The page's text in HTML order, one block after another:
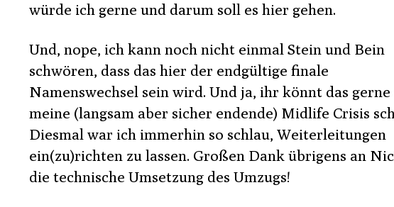
würde ich gerne und darum soll es hier gehen.
Und, nope, ich kann noch nicht einmal Stein und Bein
schwören, dass das hier der endgültige finale
Namenswechsel sein wird. Und ja, ihr könnt das gerne
meine (langsam aber sicher endende) Midlife Crisis
Diesmal war ich immerhin so schlau, Weiterleitungen
ein(zu)richten zu lassen. Großen Dank übrigens an
die technische Umsetzung des Umzugs!